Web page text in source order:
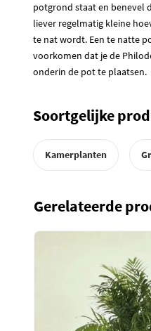
potgrond staat en benevel
liever regelmatig kleine
te nat wordt. Een te natte
voorkomen dat je de
onderin de pot te plaatsen.
Soortgelijke
Kamerplanten
Gerelateerde